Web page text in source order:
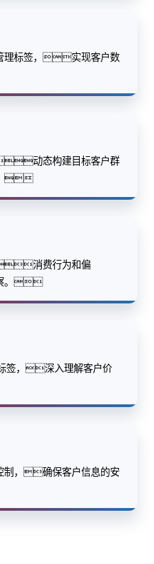
理标签，实现客户数
动态构建目标客户群

消费行为和偏
。
签，深入理解客户价
制，确保客户信息的安